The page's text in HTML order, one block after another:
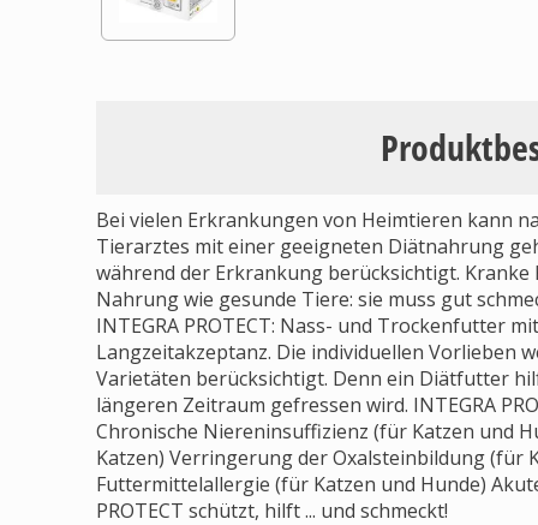
Bei vielen Erkrankungen von Heimtieren kann
Tierarztes mit einer geeigneten Diätnahrung
während der Erkrankung berücksichtigt.
Nahrung wie gesunde Tiere: sie muss gut
INTEGRA PROTECT: Nass- und Trockenfutter
Langzeitakzeptanz. Die individuellen Vorlieben
Varietäten berücksichtigt. Denn ein Diätfutter
längeren Zeitraum gefressen wird. INTEGRA
Chronische Niereninsuffizienz (für Katzen und
Katzen) Verringerung der Oxalsteinbildung (für
Futtermittelallergie (für Katzen und Hunde)
PROTECT schützt, hilft ... und schmeckt!